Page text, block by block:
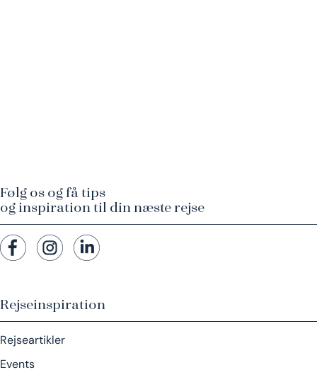
Rejseinspiration
Rejseartikler
Events
Følg os og få tips
og inspiration til din næste rejse